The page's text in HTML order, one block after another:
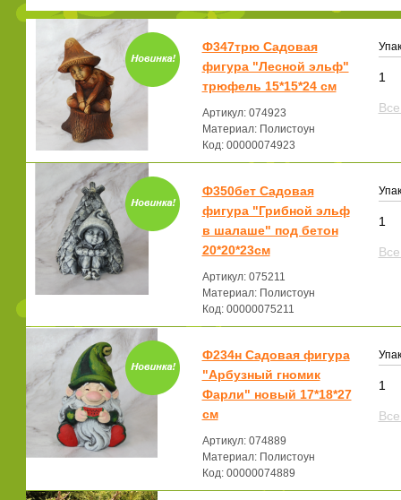
Ф347трю Садовая
фигура "Лесной эльф"
трюфель 15*15*24 см
Артикул: 074923
Материал: Полистоун
Код: 00000074923
1
Ф350бет Садовая
фигура "Грибной эльф
в шалаше" под бетон
20*20*23см
Артикул: 075211
Материал: Полистоун
Код: 00000075211
1
Ф234н Садовая фигура
"Арбузный гномик
Фарли" новый 17*18*27
см
Артикул: 074889
Материал: Полистоун
Код: 00000074889
1